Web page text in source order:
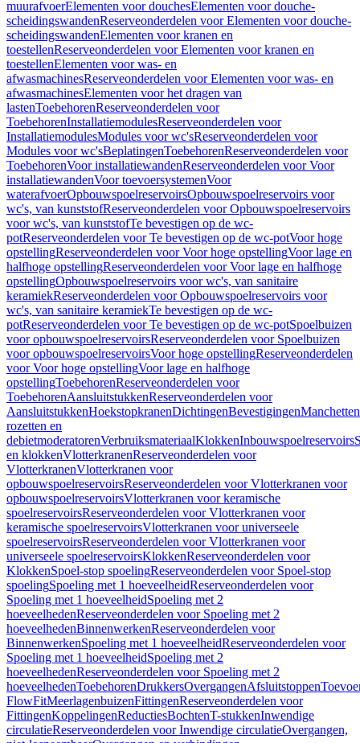
muurafvoerElementen voor douchesElementen voor douche-
scheidingswandenReserveonderdelen voor Elementen voor douche-
scheidingswandenElementen voor kranen en
toestellenReserveonderdelen voor Elementen voor kranen en
toestellenElementen voor was- en
afwasmachinesReserveonderdelen voor Elementen voor was- en
afwasmachinesElementen voor het dragen van
lastenToebehorenReserveonderdelen voor
ToebehorenInstallatiemodulesReserveonderdelen voor
InstallatiemodulesModules voor wc'sReserveonderdelen voor
Modules voor wc'sBeplatingenToebehorenReserveonderdelen voor
ToebehorenVoor installatiewandenReserveonderdelen voor Voor
installatiewandenVoor toevoersystemenVoor
waterafvoerOpbouwspoelreservoirsOpbouwspoelreservoirs voor
wc's, van kunststofReserveonderdelen voor Opbouwspoelreservoirs
voor wc's, van kunststofTe bevestigen op de wc-
potReserveonderdelen voor Te bevestigen op de wc-potVoor hoge
opstellingReserveonderdelen voor Voor hoge opstellingVoor lage en
halfhoge opstellingReserveonderdelen voor Voor lage en halfhoge
opstellingOpbouwspoelreservoirs voor wc's, van sanitaire
keramiekReserveonderdelen voor Opbouwspoelreservoirs voor
wc's, van sanitaire keramiekTe bevestigen op de wc-
potReserveonderdelen voor Te bevestigen op de wc-potSpoelbuizen
voor opbouwspoelreservoirsReserveonderdelen voor Spoelbuizen
voor opbouwspoelreservoirsVoor hoge opstellingReserveonderdelen
voor Voor hoge opstellingVoor lage en halfhoge
opstellingToebehorenReserveonderdelen voor
ToebehorenAansluitstukkenReserveonderdelen voor
AansluitstukkenHoekstopkranenDichtingenBevestigingenManchetten
rozetten en
debietmoderatorenVerbruiksmateriaalKlokkenInbouwspoelreservoirs
en klokkenVlotterkranenReserveonderdelen voor
VlotterkranenVlotterkranen voor
opbouwspoelreservoirsReserveonderdelen voor Vlotterkranen voor
opbouwspoelreservoirsVlotterkranen voor keramische
spoelreservoirsReserveonderdelen voor Vlotterkranen voor
keramische spoelreservoirsVlotterkranen voor universeele
spoelreservoirsReserveonderdelen voor Vlotterkranen voor
universeele spoelreservoirsKlokkenReserveonderdelen voor
KlokkenSpoel-stop spoelingReserveonderdelen voor Spoel-stop
spoelingSpoeling met 1 hoeveelheidReserveonderdelen voor
Spoeling met 1 hoeveelheidSpoeling met 2
hoeveelhedenReserveonderdelen voor Spoeling met 2
hoeveelhedenBinnenwerkenReserveonderdelen voor
BinnenwerkenSpoeling met 1 hoeveelheidReserveonderdelen voor
Spoeling met 1 hoeveelheidSpoeling met 2
hoeveelhedenReserveonderdelen voor Spoeling met 2
hoeveelhedenToebehorenDrukkersOvergangenAfsluitstoppen
FlowFitMeerlagenbuizenFittingenReserveonderdelen voor
FittingenKoppelingenReductiesBochtenT-stukkenInwendige
circulatieReserveonderdelen voor Inwendige circulatieOvergangen,